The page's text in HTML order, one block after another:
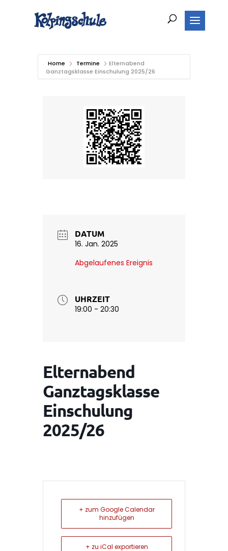
Home Termine
Elternabend
Ganztagsklasse Einschulung 2025/26
DATUM
16. Jan. 2025
Abgelaufenes Ereignis
UHRZEIT
19:00 - 20:30
Elternabend
Ganztagsklasse
Einschulung
2025/26
+ zum Google Calendar
hinzufügen
+ zu iCal exportieren